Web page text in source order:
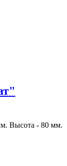
Высота - 80 мм.